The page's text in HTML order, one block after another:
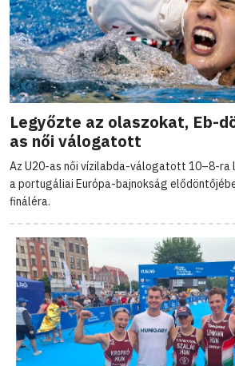
Legyőzte az olaszokat, Eb-
as női válogatott
Az U20-as női vízilabda-válogatott 10–8-ra
a portugáliai Európa-bajnokság
fináléra.